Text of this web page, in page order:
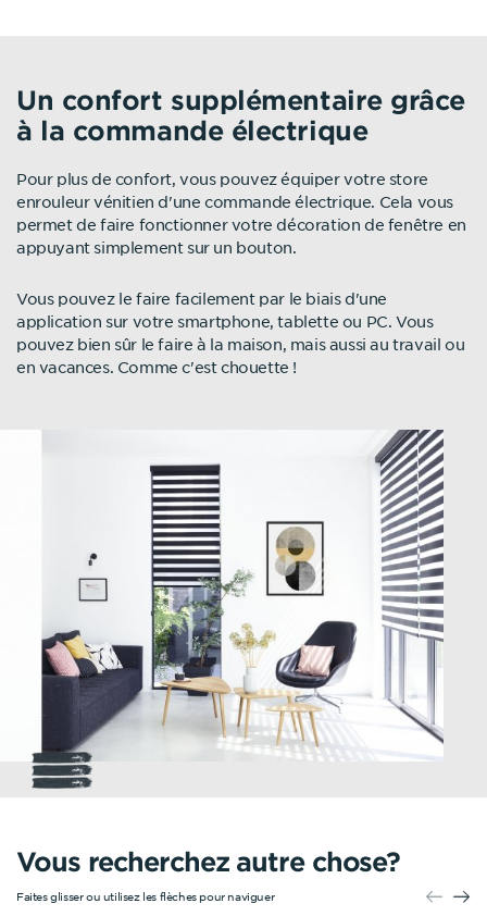
Un confort supplémentaire grâce
à la commande électrique
Pour plus de confort, vous pouvez équiper votre store
enrouleur vénitien d'une commande électrique. Cela vous
permet de faire fonctionner votre décoration de fenêtre en
appuyant simplement sur un bouton.
Vous pouvez le faire facilement par le biais d'une
application sur votre smartphone, tablette ou PC. Vous
pouvez bien sûr le faire à la maison, mais aussi au travail ou
en vacances. Comme c'est chouette !
Vous recherchez autre chose?
Faites glisser ou utilisez les flèches pour naviguer